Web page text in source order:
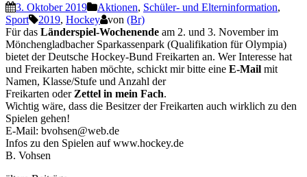
3. Oktober 2019 Aktionen, Schüler- und Elterninformation,
Sport
2019, Hockey von (Br)
Für das Länderspiel-Wochenende am 2. und 3. November im
Mönchengladbacher Sparkassenpark (Qualifikation für Olympia)
bietet der Deutsche Hockey-Bund Freikarten an. Wer Interesse hat
und Freikarten haben möchte, schickt mir bitte eine E-Mail mit
Namen, Klasse/Stufe und Anzahl der
Freikarten oder Zettel in mein Fach.
Wichtig wäre, dass die Besitzer der Freikarten auch wirklich zu den
Spielen gehen!
E-Mail: bvohsen@web.de
Infos zu den Spielen auf www.hockey.de
B. Vohsen